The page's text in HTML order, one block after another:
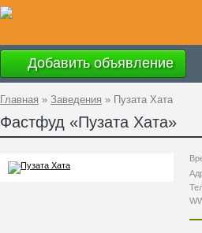
Добавить объявление
Главная » Заведения » Пузата Хата
Фастфуд «Пузата Хата»